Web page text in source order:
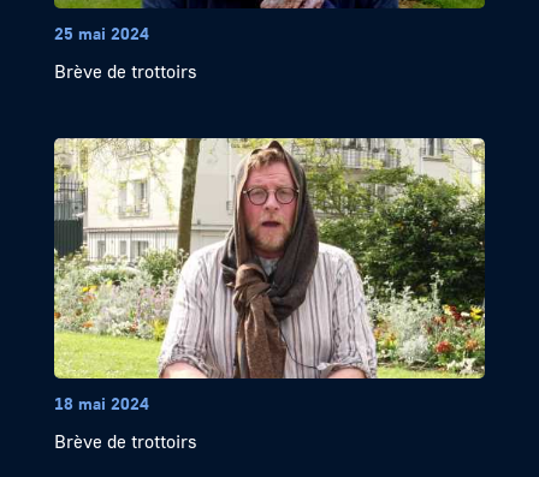
25 mai 2024
Brève de trottoirs
18 mai 2024
Brève de trottoirs